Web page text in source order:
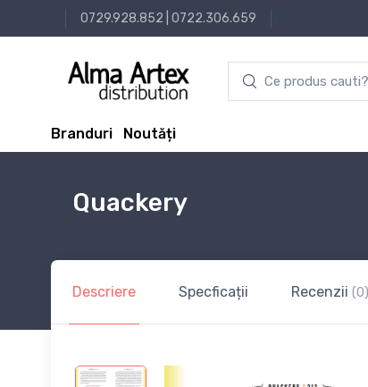
0729.928.852 0722.306.659
Branduri Noutăți
Quackery
Descriere Specficații Recenzii (0)